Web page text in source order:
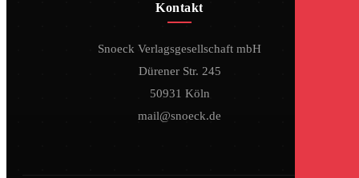
Kontakt
Snoeck Verlagsgesellschaft mbH
Dürener Str. 245
50931 Köln
mail@snoeck.de